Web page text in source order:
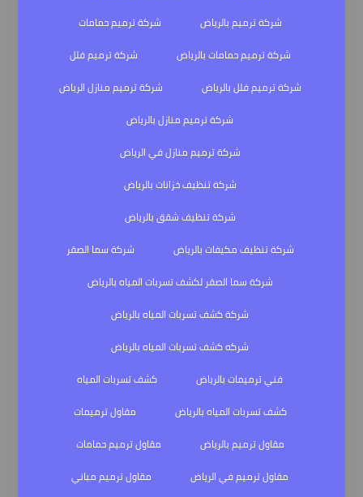
شركة ترميم بالرياض
شركة ترميم حمامات
شركة ترميم حمامات بالرياض
شركة ترميم فلل
شركة ترميم فلل بالرياض
شركة ترميم منازل الرياض
شركة ترميم منازل بالرياض
شركة ترميم منازل في الرياض
شركة تنظيف خزانات بالرياض
شركة تنظيف شقق بالرياض
شركة تنظيف مكيفات بالرياض
شركة سما الصقر
شركة سما الصقر لكشف تسربات المياه بالرياض
شركة كشف تسربات المياه بالرياض
شركه كشف تسربات المياه بالرياض
فني ترميمات بالرياض
كشف تسربات المياه
كشف تسربات المياه بالرياض
مقاول ترميمات
مقاول ترميم بالرياض
مقاول ترميم حمامات
مقاول ترميم في الرياض
مقاول ترميم مباني